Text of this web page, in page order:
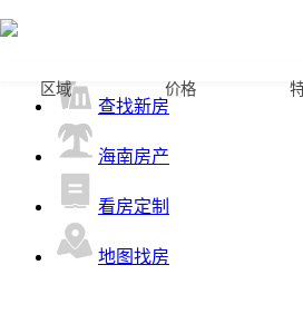
查找新房
海南房产
看房定制
地图找房
区域 价格